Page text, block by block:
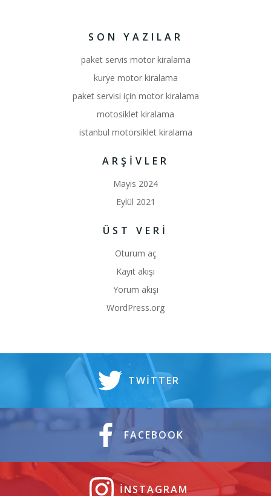
SON YAZILAR
paket servis motor kiralama
kurye motor kiralama
paket servisi için motor kiralama
motosiklet kiralama
istanbul motorsiklet kiralama
ARŞIVLER
Mayıs 2024
Eylül 2021
ÜST VERI
Oturum aç
Kayıt akışı
Yorum akışı
WordPress.org
TWITTER
FACEBOOK
INSTAGRAM